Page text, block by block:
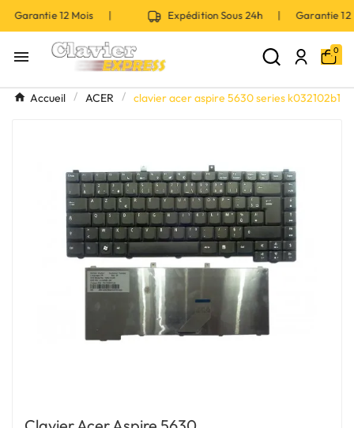
Garantie 12 Mois | Expédition Sous 24h | Garantie
 0
Accueil ACER clavier acer aspire 5630 series k032102b1